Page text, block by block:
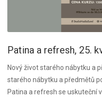
Patina a refresh, 25.
Nový život starého nábytku a
starého nábytku a předmětů
Patina a refresh se uskuteční